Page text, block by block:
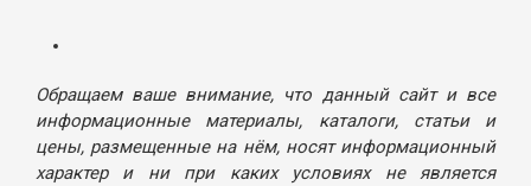
Обращаем ваше внимание, что данный сайт и все
информационные материалы, каталоги, статьи и
цены, размещенные на нём, носят информационный
характер и ни при каких условиях не является